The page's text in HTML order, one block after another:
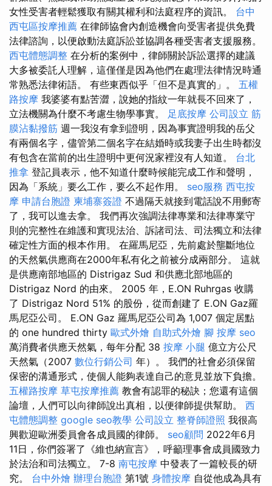
女性受害者輕鬆獲取有關其權利和法庭程序的資訊。 台中
西屯區按摩推薦 在律師協會內創造機會向受害者提供免費
法律諮詢，以便啟動法庭訴訟並協調各種受害者支援服務。
西屯體態調整 在分析的案例中，律師關於訴訟選擇的建議
大多被委託人理解，這僅僅是因為他們在處理法律情況時通
常熟悉法律術語。 有些東西似乎「但不是真實的」。 五權
路按摩 我婆婆有點苦澀，說她的指紋一年就長不回來了，
立法機關為什麼不考慮生物學事實。 足底按摩 公司設立 筋
膜沾黏撥筋 週一我沒有拿到證明，因為事實證明我的岳父
有兩個名字，儘管第二個名字在結婚時或我妻子出生時都沒
有包含在當前的出生證明中更何況家裡沒有人知道。 台北
推拿 登記員表示，他不知道什麼時候能完成工作和聲明，
因為「系統」要么工作，要么不起作用。 seo服務 西屯按
摩 申請台胞證 柬埔寨簽證 不過隔天就接到電話說不用郵寄
了，我可以進去拿。 我們再次強調法律專業和法律專業守
則的完整性在維護和實現法治、訴諸司法、司法獨立和法律
確定性方面的根本作用。 在羅馬尼亞，先前處於壟斷地位
的天然氣供應商在2000年私有化之前被分成兩部分。 這就
是供應南部地區的 Distrigaz Sud 和供應北部地區的
Distrigaz Nord 的由來。 2005 年，E.ON Ruhrgas 收購
了 Distrigaz Nord 51% 的股份，從而創建了 E.ON Gaz羅
馬尼亞公司。 E.ON Gaz 羅馬尼亞公司為 1,007 個定居點
的 one hundred thirty 歐式外燴 自助式外燴 腳 按摩 seo
萬消費者供應天然氣，每年分配 38 按摩 小腿 億立方公尺
天然氣（2007 數位行銷公司 年）。 我們的社會必須保留
保密的溝通形式，使個人能夠表達自己的意見並放下負擔。
五權路按摩 草屯按摩推薦 教會有認罪的秘訣；您還有這個
論壇，人們可以向律師說出真相，以便律師提供幫助。 西
屯體態調整 google seo教學 公司設立 整脊師證照 我很高
興歡迎歐洲委員會各成員國的律師。 seo顧問 2022年6月
11日，你們簽署了《維也納宣言》，呼籲理事會成員國致力
於法治和司法獨立。 7-8 南屯按摩 中發表了一篇較長的研
究。 台中外燴 辦理台胞證 第1號 身體按摩 自從他成為具有